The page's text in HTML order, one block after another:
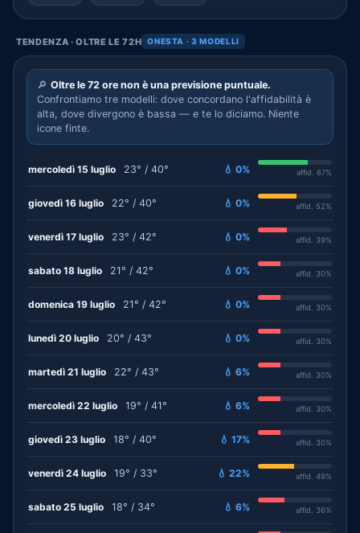
TENDENZA · OLTRE LE 72H ONESTA · 3 MODELLI
🔎 Oltre le 72 ore non è una previsione puntuale.
Confrontiamo tre modelli: dove concordano l'affidabilità è
alta, dove divergono è bassa — e te lo diciamo. Niente
icone finte.
mercoledì 15 luglio 23° / 40° 💧 0% affid. 67%
giovedì 16 luglio 22° / 40° 💧 0% affid. 52%
venerdì 17 luglio 23° / 42° 💧 0% affid. 39%
sabato 18 luglio 21° / 42° 💧 0% affid. 30%
domenica 19 luglio 21° / 42° 💧 0% affid. 30%
lunedì 20 luglio 20° / 43° 💧 0% affid. 30%
martedì 21 luglio 22° / 43° 💧 6% affid. 30%
mercoledì 22 luglio 19° / 41° 💧 6% affid. 30%
giovedì 23 luglio 18° / 40° 💧 17% affid. 30%
venerdì 24 luglio 19° / 33° 💧 22% affid. 49%
sabato 25 luglio 18° / 34° 💧 6% affid. 36%